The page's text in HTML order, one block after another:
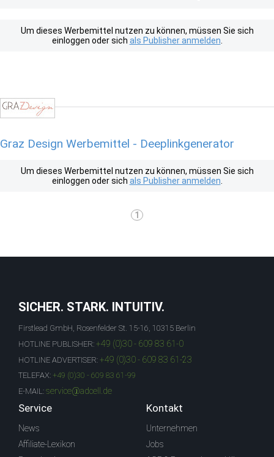
Um dieses Werbemittel nutzen zu können, müssen Sie sich
einloggen oder sich als Publisher anmelden
Graz Design Werbemittel - Deeplinkgenerator
Um dieses Werbemittel nutzen zu können, müssen Sie sich
einloggen oder sich als Publisher anmelden
1
SICHER. STARK. INTUITIV.
Firstlead GmbH, Rosenfelder St. 15-16, 10315 Berlin
HOTLINE PUBLISHER: +49 (0)30 - 609 83 61-0
HOTLINE ADVERTISER: +49 (0)30 - 609 83 61-23
TELEFAX: +49 (0)30 - 609 83 61-99
E-MAIL: service@adcell.de
Service
News
Affiliate-Lexikon
Kontakt
Unternehmen
Jobs